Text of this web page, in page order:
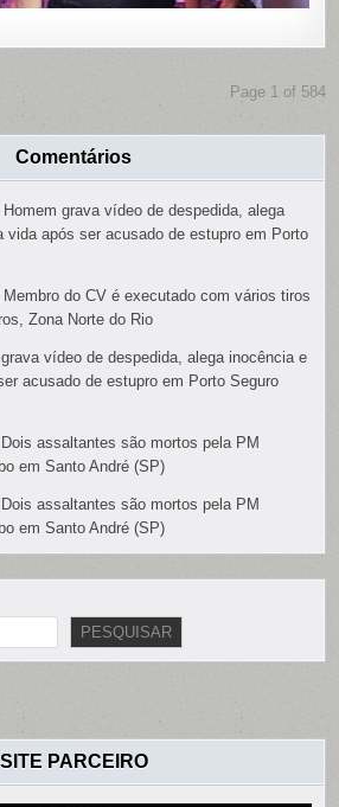
Page 1 of 584
Comentários
Homem grava vídeo de despedida, alega
vida após ser acusado de estupro em Porto
Membro do CV é executado com vários tiros
Zona Norte do Rio
vídeo de despedida, alega inocência e
acusado de estupro em Porto Seguro
Dois assaltantes são mortos pela PM
em Santo André (SP)
Dois assaltantes são mortos pela PM
em Santo André (SP)
PESQUISAR
SITE PARCEIRO